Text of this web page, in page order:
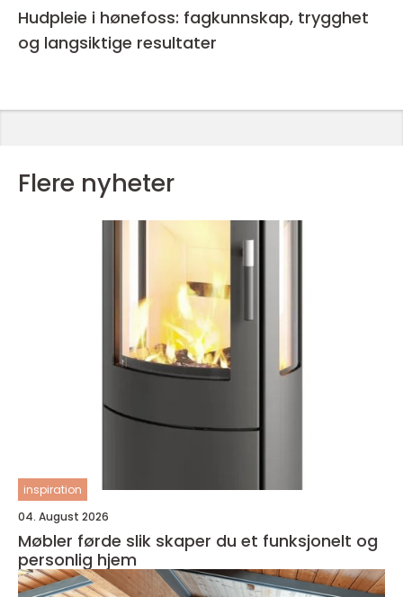
Hudpleie i hønefoss: fagkunnskap, trygghet
og langsiktige resultater
Flere nyheter
inspiration
04. August 2026
Møbler førde slik skaper du et funksjonelt og
personlig hjem